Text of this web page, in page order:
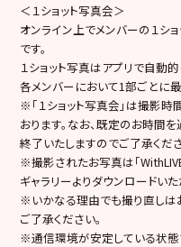
＜１ショット写真会＞
オンライン上でメンバーの１シ
です。
１ショット写真はアプリで自動
各メンバーにおいて1部ごとに
※「１ショット写真会」は撮影
おります。なお、既定のお時間
終了いたしますのでご了承くださ
※撮影されたお写真は「
ギャラリーよりダウンロードいた
※いかなる理由でも撮り直しは
ご了承ください。
※通信環境が安定している状態